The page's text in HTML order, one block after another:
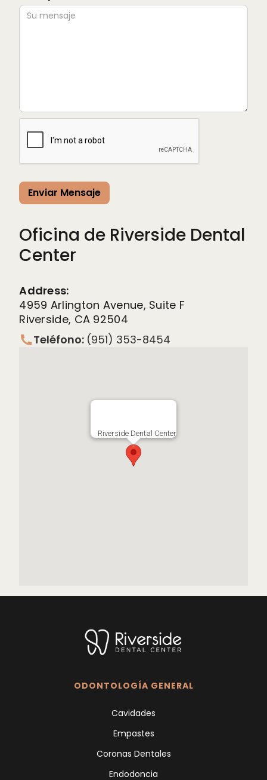
Oficina de Riverside Dental
Center
Address:
4959 Arlington Avenue, Suite F
Riverside, CA 92504
Teléfono: (951) 353-8454
Riverside Dental Center
ODONTOLOGÍA GENERAL
Cavidades
Empastes
Coronas Dentales
Endodoncia